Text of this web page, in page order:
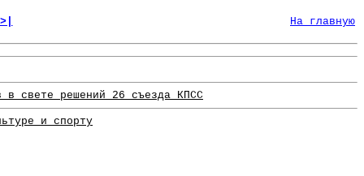
На главную
в свете решений 26 съезда КПСС
и спорту